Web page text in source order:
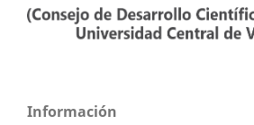
Información